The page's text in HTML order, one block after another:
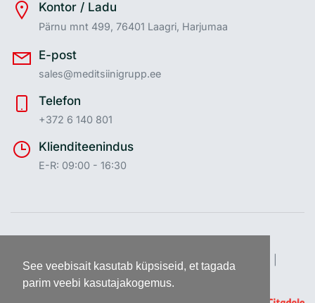
See veebisait kasutab küpsiseid, et tagada
parim veebi kasutajakogemus.
Kontor / Ladu
Pärnu mnt 499, 76401 Laagri, Harjumaa
E-post
sales@meditsiinigrupp.ee
Telefon
+372 6 140 801
Klienditeenindus
E-R: 09:00 - 16:30
Meditsiinigrupp AS © 2026 Kõik õigused reserveeritud |
Procommerce